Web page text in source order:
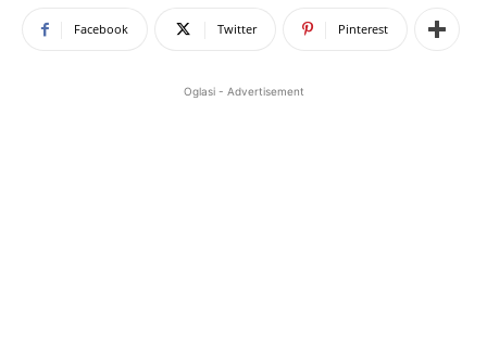
Facebook Twitter Pinterest
Oglasi - Advertisement